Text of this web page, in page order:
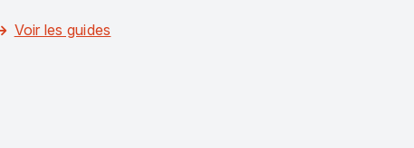
Voir les guides